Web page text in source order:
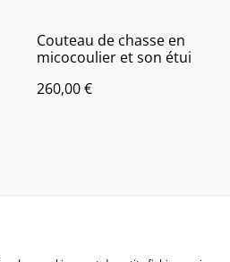
Couteau de chasse en
micocoulier et son étui
260,00 €
Legal Terms